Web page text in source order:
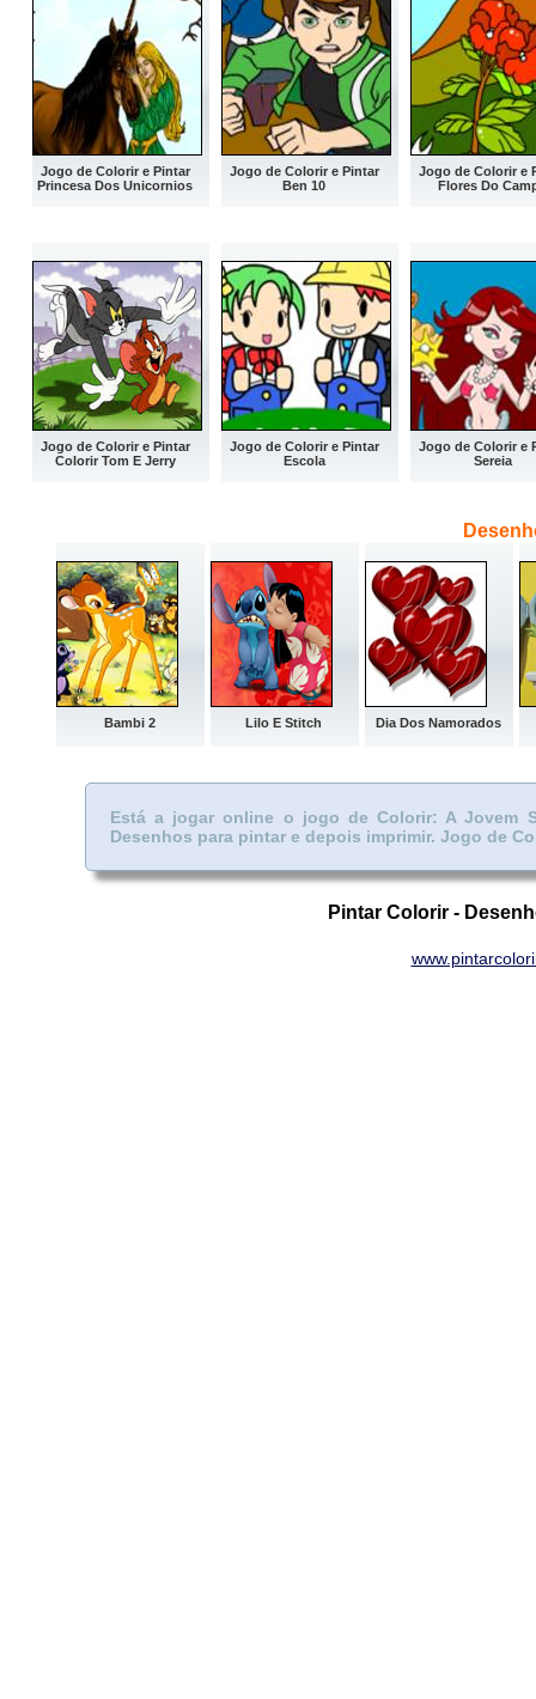
Jogo de Colorir e Pintar
Princesa Dos Unicornios
Jogo de Colorir e Pintar
Ben 10
Jogo de Colorir e
Flores Do
Jogo de Colorir e Pintar
Colorir Tom E Jerry
Jogo de Colorir e Pintar
Escola
Jogo de Colorir e
Sereia
Bambi 2 Lilo E Stitch Dia Dos Namorados
Está a jogar online o jogo de Colorir: A Jovem
Desenhos para pintar e depois imprimir. Jogo de
Pintar Colorir -